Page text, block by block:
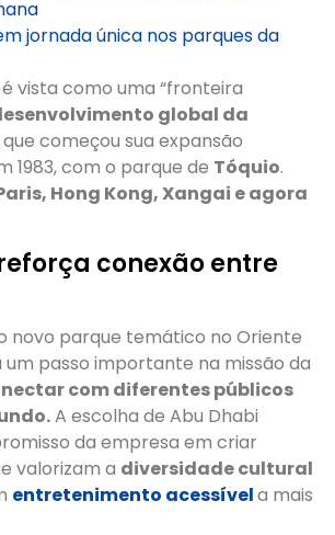
jornada única nos parques da
vista como uma “fronteira
global da
que começou sua expansão
1983, com o parque de Tóquio.
Hong Kong, Xangai e agora
conexão entre
novo parque temático no Oriente
um passo importante na missão da
com diferentes públicos
A escolha de Abu Dhabi
da empresa em criar
valorizam a diversidade cultural
entretenimento acessívela mais